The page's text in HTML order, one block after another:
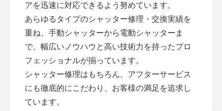
アを迅速に対応できるよう努めています。
あらゆるタイプのシャッター修理・交換実績を
重ね、手動シャッターから電動シャッターま
で、幅広いノウハウと高い技術力を持ったプロ
フェッショナルが揃っています。
シャッター修理はもちろん、アフターサービス
にも徹底的にこだわり、お客様の満足を追求し
ています。